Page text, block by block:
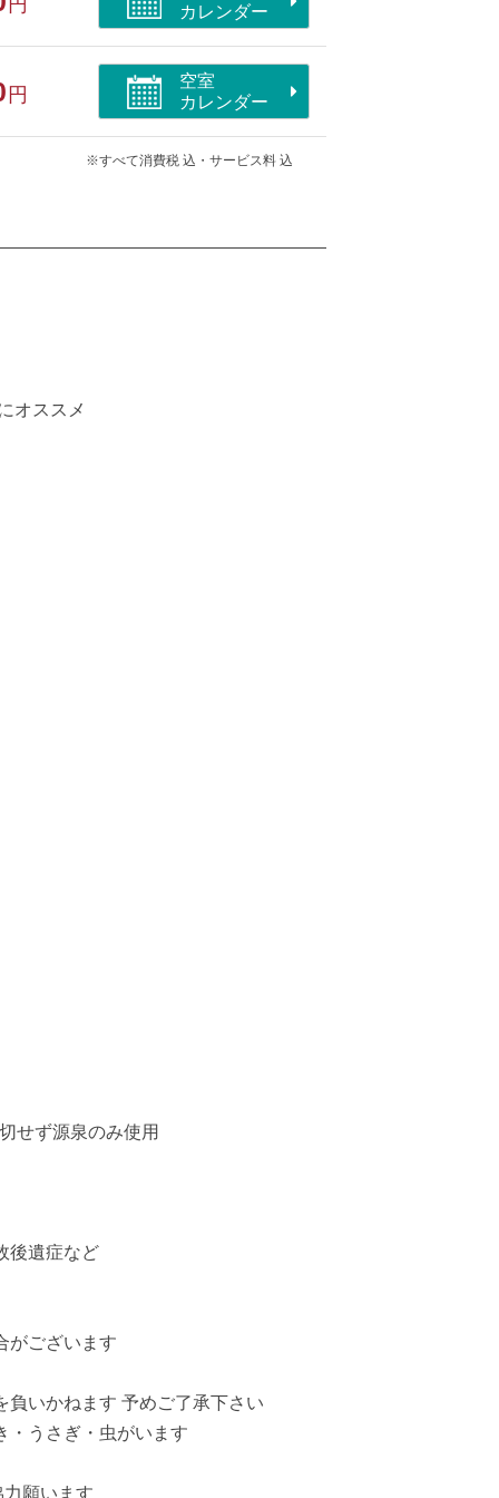
カレンダー
円
空室
カレンダー
※すべて消費税 込・サービス料 込
オススメ
せず源泉のみ使用
後遺症など
がございます
いかねます 予めご了承下さい
うさぎ・虫がいます
願います